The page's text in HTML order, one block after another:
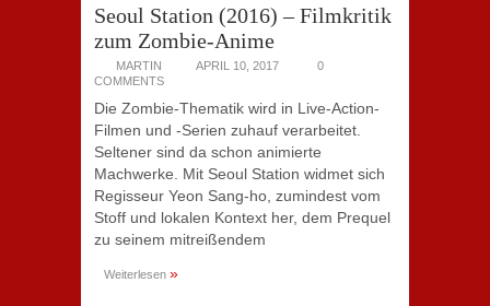
Seoul Station (2016) – Filmkritik
zum Zombie-Anime
MARTIN APRIL 10, 2017
0
COMMENTS
Die Zombie-Thematik wird in Live-Action-
Filmen und -Serien zuhauf verarbeitet.
Seltener sind da schon animierte
Machwerke. Mit Seoul Station widmet sich
Regisseur Yeon Sang-ho, zumindest vom
Stoff und lokalen Kontext her, dem Prequel
zu seinem mitreißendem
Weiterlesen »